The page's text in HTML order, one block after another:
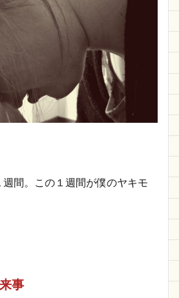
間。この１週間が僕のヤキモ
事